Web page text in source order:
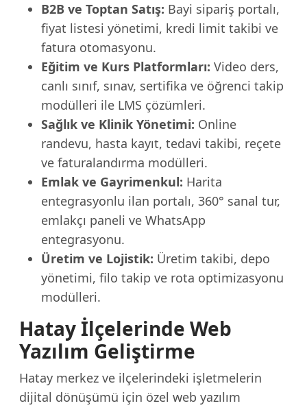
B2B ve Toptan Satış: Bayi sipariş portalı,
fiyat listesi yönetimi, kredi limit takibi ve
fatura otomasyonu.
Eğitim ve Kurs Platformları: Video ders,
canlı sınıf, sınav, sertifika ve öğrenci takip
modülleri ile LMS çözümleri.
Sağlık ve Klinik Yönetimi: Online
randevu, hasta kayıt, tedavi takibi, reçete
ve faturalandırma modülleri.
Emlak ve Gayrimenkul: Harita
entegrasyonlu ilan portalı, 360° sanal tur,
emlakçı paneli ve WhatsApp
entegrasyonu.
Üretim ve Lojistik: Üretim takibi, depo
yönetimi, filo takip ve rota optimizasyonu
modülleri.
Hatay İlçelerinde Web
Yazılım Geliştirme
Hatay merkez ve ilçelerindeki işletmelerin
dijital dönüşümü için özel web yazılım